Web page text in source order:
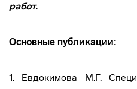
работ.
Основные публикации:
1. Евдокимова М.Г.